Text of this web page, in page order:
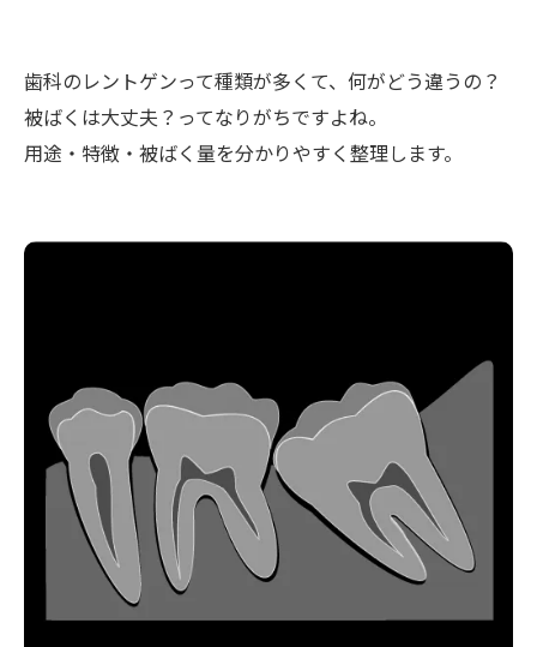
歯科のレントゲンって種類が多くて、何がどう違うの？
被ばくは大丈夫？ってなりがちですよね。
用途・特徴・被ばく量を分かりやすく整理します。